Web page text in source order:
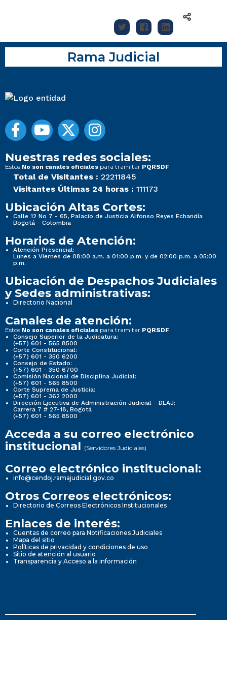
Rama Judicial
Nuestras redes sociales:
Estos No son canales oficiales para tramitar PQRSDF
Total de Visitantes : 22211845
Visitantes Últimas 24 horas : 111173
Ubicación Altas Cortes:
Calle 12 No 7 - 65, Palacio de Justicia Alfonso Reyes Echandía
Bogotá - Colombia
Horarios de Atención:
Atención Presencial:
Lunes a Viernes de 08:00 a.m. a 01:00 p.m. y de 02:00 p.m. a 05:00
p.m.
Ubicación de Despachos Judiciales
y Sedes administrativas:
Directorio Nacional
Canales de atención:
Estos No son canales oficiales para tramitar PQRSDF
Consejo Superior de la Judicatura:
(+57) 601 - 565 8500
Corte Constitucional:
(+57) 601 - 350 6200
Consejo de Estado:
(+57) 601 - 350 6700
Comisión Nacional de Disciplina Judicial:
(+57) 601 - 565 8500
Corte Suprema de Justicia:
(+57) 601 - 362 2000
Dirección Ejecutiva de Administración Judicial - DEAJ:
Carrera 7 # 27-18, Bogotá
(+57) 601 - 565 8500
Acceda a su correo electrónico
institucional (Servidores Judiciales)
Correo electrónico institucional:
info@cendoj.ramajudicial.gov.co
Otros Correos electrónicos:
Directorio de Correos Electrónicos Institucionales
Enlaces de interés:
Cuentas de correo para Notificaciones Judiciales
Mapa del sitio
Políticas de privacidad y condiciones de uso
Sitio de atención al usuario
Transparencia y Acceso a la información